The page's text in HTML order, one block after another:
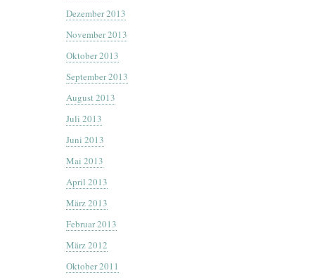
Dezember 2013
November 2013
Oktober 2013
September 2013
August 2013
Juli 2013
Juni 2013
Mai 2013
April 2013
März 2013
Februar 2013
März 2012
Oktober 2011